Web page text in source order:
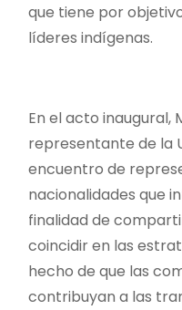
que tiene por
líderes indígenas.
En el acto inaugural,
representante de la
encuentro de
nacionalidades que
finalidad de
coincidir en las
hecho de que las
contribuyan a las